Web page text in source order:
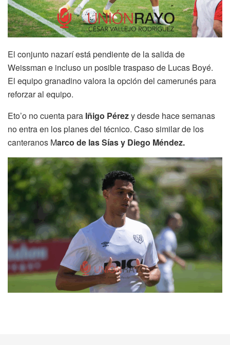
El conjunto nazarí está pendiente de la salida de
Weissman e incluso un posible traspaso de Lucas Boyé.
El equipo granadino valora la opción del camerunés para
reforzar al equipo.
Eto’o no cuenta para Iñigo Pérezy desde hace semanas
no entra en los planes del técnico. Caso similar de los
canteranos Marco de las Sías y Diego Méndez.